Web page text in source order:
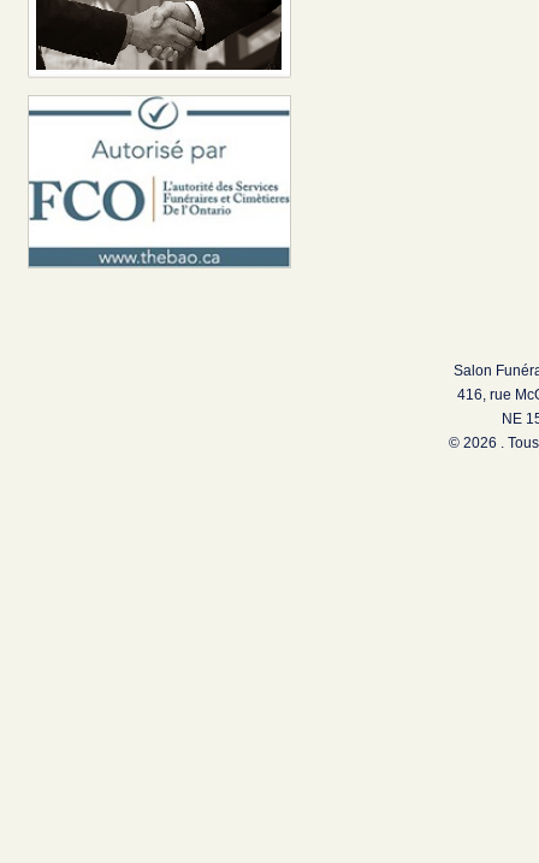
Salon
416, rue
NE
© 2026 .